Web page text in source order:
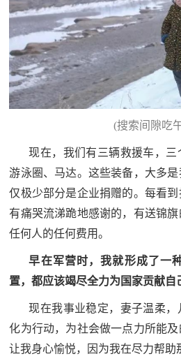
(搜索间隙吃
现在，我们有三辆救援车，三
游泳圈、马达。这些装备，大多是
仅极少部分是企业捐赠的。每看
有痛哭流涕跪地感谢的，有送锦
任何人的任何费用。
早在军营时，我就形成了一
置，都应该竭尽全力为国家贡献自
现在我事业稳定，妻子温柔
化为行动，为社会做一点力所能
让我身心愉悦，因为我在尽力帮助